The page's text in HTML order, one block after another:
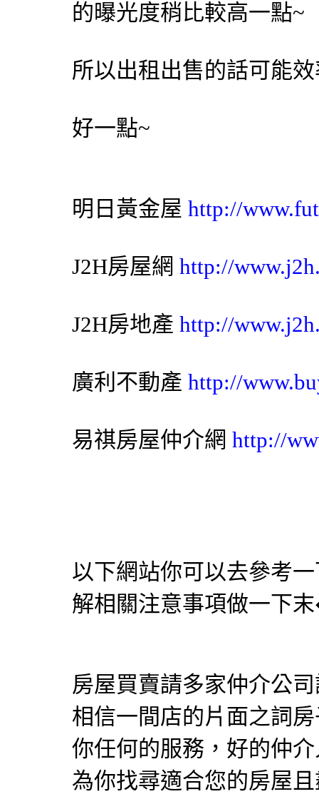
的曝光度稍比較高一點~
所以出租出售的話可能
好一點~
明日黃金屋 http://
J2H房屋網 http://
J2H房地產 http://
廣利不動產 http://
易祺房屋仲介網 http://
以下網站你可以去參考
解相關注意事項做一下
房屋買賣請多家仲介公
相信一間店的片面之詞
你任何的服務，好的仲
為你找尋適合您的房屋